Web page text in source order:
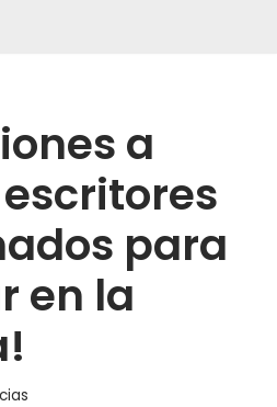
a
para
en la